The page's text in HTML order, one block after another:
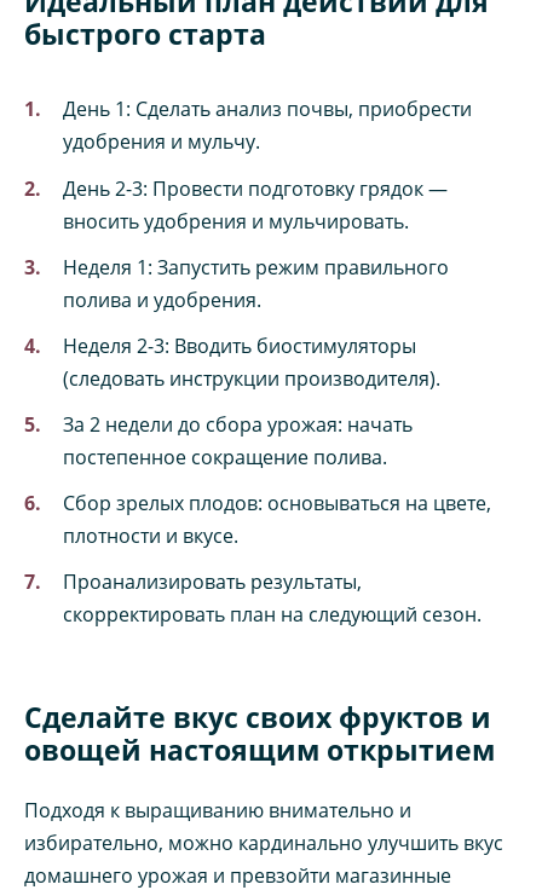
быстрого старта
День 1: Сделать анализ почвы, приобрести
удобрения и мульчу.
День 2-3: Провести подготовку грядок —
вносить удобрения и мульчировать.
Неделя 1: Запустить режим правильного
полива и удобрения.
Неделя 2-3: Вводить биостимуляторы
(следовать инструкции производителя).
За 2 недели до сбора урожая: начать
постепенное сокращение полива.
Сбор зрелых плодов: основываться на цвете,
плотности и вкусе.
Проанализировать результаты,
скорректировать план на следующий сезон.
Сделайте вкус своих фруктов и
овощей настоящим открытием
Подходя к выращиванию внимательно и
избирательно, можно кардинально улучшить вкус
домашнего урожая и превзойти магазинные